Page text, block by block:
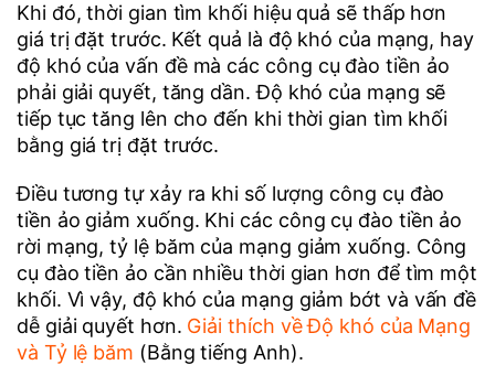
Khi đó, thời gian tìm khối hiệu quả sẽ thấp hơn
giá trị đặt trước. Kết quả là độ khó của mạng, hay
độ khó của vấn đề mà các công cụ đào tiền ảo
phải giải quyết, tăng dần. Độ khó của mạng sẽ
tiếp tục tăng lên cho đến khi thời gian tìm khối
bằng giá trị đặt trước.
Điều tương tự xảy ra khi số lượng công cụ đào
tiền ảo giảm xuống. Khi các công cụ đào tiền ảo
rời mạng, tỷ lệ băm của mạng giảm xuống. Công
cụ đào tiền ảo cần nhiều thời gian hơn để tìm một
khối. Vì vậy, độ khó của mạng giảm bớt và vấn đề
dễ giải quyết hơn. Giải thích về Độ khó của Mạng
và Tỷ lệ băm (Bằng tiếng Anh).